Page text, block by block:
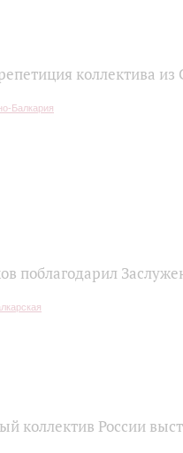
коллектива
поблагодарил
коллектив России